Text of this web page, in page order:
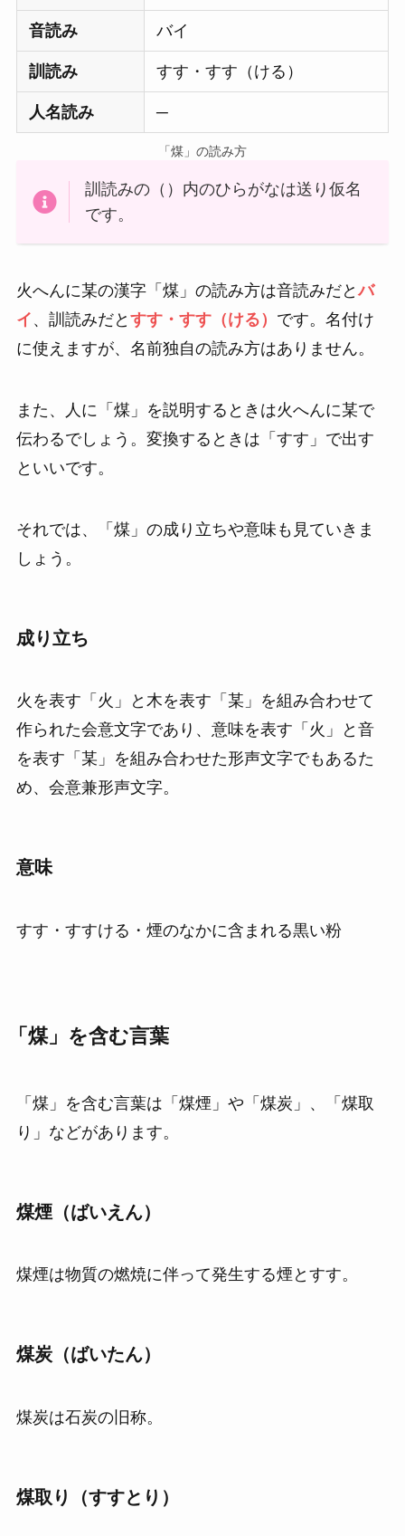
音読み バイ
訓読み すす・すす（ける）
人名読み ─
「煤」の読み方
訓読みの（）内のひらがなは送り仮名
です。
火へんに某の漢字「煤」の読み方は音読みだとバ
イ 、訓読みだと すす・すす（ける） です。名付け
に使えますが、名前独自の読み方はありません。
また、人に「煤」を説明するときは火へんに某で
伝わるでしょう。変換するときは「すす」で出す
といいです。
それでは、「煤」の成り立ちや意味も見ていきま
しょう。
成り立ち
火を表す「火」と木を表す「某」を組み合わせて
作られた会意文字であり、意味を表す「火」と音
を表す「某」を組み合わせた形声文字でもあるた
め、会意兼形声文字。
意味
すす・すすける・煙のなかに含まれる黒い粉
「煤」を含む言葉
「煤」を含む言葉は「煤煙」や「煤炭」、「煤取
り」などがあります。
煤煙（ばいえん）
煤煙は物質の燃焼に伴って発生する煙とすす。
煤炭（ばいたん）
煤炭は石炭の旧称。
煤取り（すすとり）